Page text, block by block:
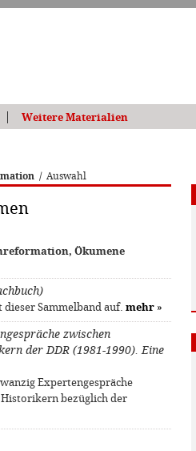
Weitere Materialien
/ Auswahl
Ökumene
Sammelband auf. mehr »
zwischen
der DDR (1981-1990). Eine
Expertengespräche
bezüglich der